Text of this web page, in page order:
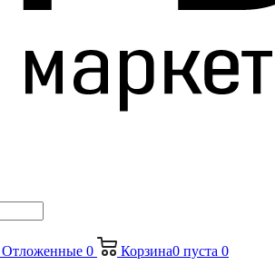
Отложенные 0 Корзина0 пуста 0